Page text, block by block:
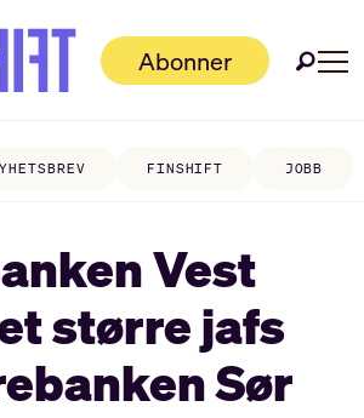
Abonner
FINSHIFT JOBB
Vest
større jafs
Sør